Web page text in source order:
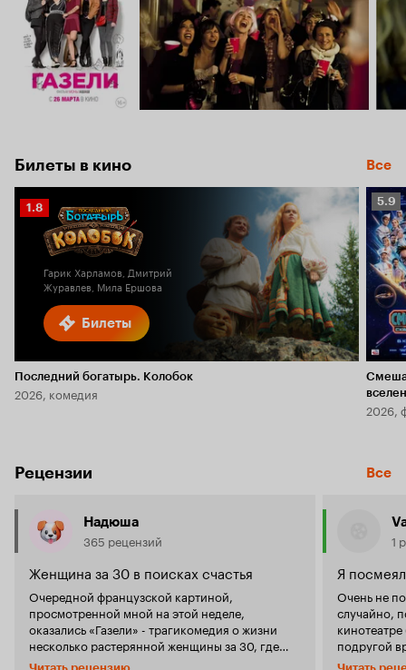
Билеты в кино Все
Билеты
Рейтинг
Кинопоиска
1.8
Гарик Харламов, Дмитрий
Журавлев, Мила Ершова
Последний богатырь. Колобок
2026, комедия
5.9
5.9
2026,
Рецензии Все
Надюша
365 рецензий
Женщина за 30 в поисках счастья
Очередной французской картиной,
просмотренной мной на этой неделе,
оказались «Газели» - трагикомедия о жизни
несколько растерянной женщины за 30, где
больше грустного, чем веселого. Эта не очень
1
Я
Очень не
случайно,
подругой
билеты,